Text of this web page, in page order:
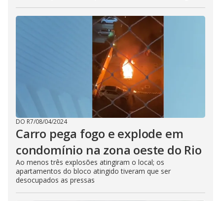
DO R7/08/04/2024
Carro pega fogo e explode em
condomínio na zona oeste do Rio
Ao menos três explosões atingiram o local; os
apartamentos do bloco atingido tiveram que ser
desocupados as pressas